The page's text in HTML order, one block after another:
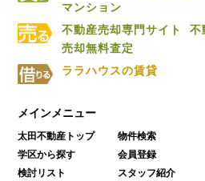
マンション
不動産売却専門サイト
不
売却無料査定
ララハウスの賃貸
メインメニュー
太田不動産トップ 物件検索
学区から探す
会員登録
検討リスト
スタッフ紹介